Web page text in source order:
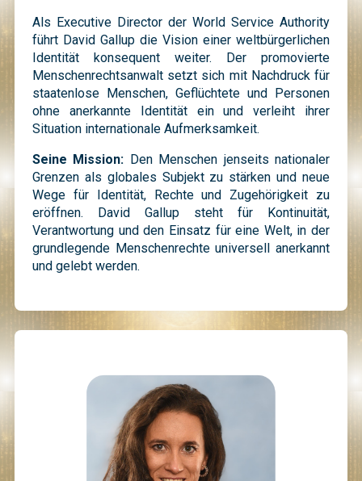
Als Executive Director der World Service Authority
führt David Gallup die Vision einer weltbürgerlichen
Identität konsequent weiter. Der promovierte
Menschenrechtsanwalt setzt sich mit Nachdruck für
staatenlose Menschen, Geflüchtete und Personen
ohne anerkannte Identität ein und verleiht ihrer
Situation internationale Aufmerksamkeit.
Seine Mission: Den Menschen jenseits nationaler
Grenzen als globales Subjekt zu stärken und neue
Wege für Identität, Rechte und Zugehörigkeit zu
eröffnen. David Gallup steht für Kontinuität,
Verantwortung und den Einsatz für eine Welt, in der
grundlegende Menschenrechte universell anerkannt
und gelebt werden.